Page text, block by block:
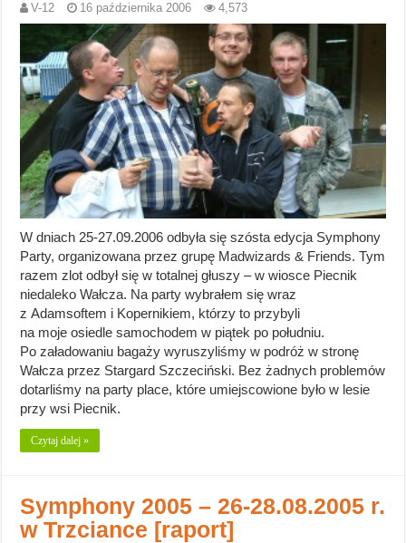
V-12 16 października 2006 4,573
W dniach 25-27.09.2006 odbyła się szósta edycja Symphony
Party, organizowana przez grupę Madwizards & Friends. Tym
razem zlot odbył się w totalnej głuszy – w wiosce Piecnik
niedaleko Wałcza. Na party wybrałem się wraz
z Adamsoftem i Kopernikiem, którzy to przybyli
na moje osiedle samochodem w piątek po południu.
Po załadowaniu bagaży wyruszyliśmy w podróż w stronę
Wałcza przez Stargard Szczeciński. Bez żadnych problemów
dotarliśmy na party place, które umiejscowione było w lesie
przy wsi Piecnik.
Czytaj dalej »
Symphony 2005 – 26-28.08.2005 r.
w Trzciance [raport]